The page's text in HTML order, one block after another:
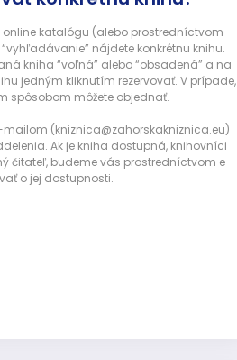
katalógu (alebo prostredníctvom
nájdete konkrétnu knihu.
kniha “voľná” alebo “obsadená” a na
jedným kliknutím rezervovať. V prípade,
spôsobom môžete objednať.
mailom (kniznica@zahorskakniznica.eu)
Ak je kniha dostupná, knihovníci
čitateľ, budeme vás prostredníctvom e-
o jej dostupnosti.